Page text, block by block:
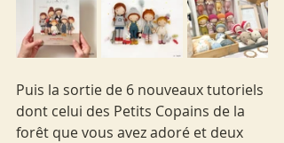
Puis la sortie de 6 nouveaux tutoriels
dont celui des Petits Copains de la
forêt que vous avez adoré et deux